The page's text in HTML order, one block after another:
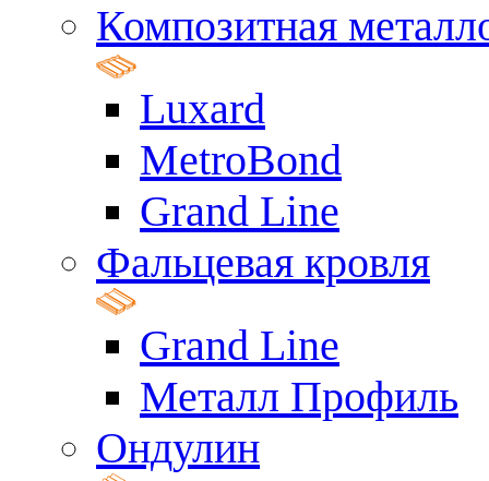
Композитная
Luxard
MetroBond
Grand Line
Фальцевая кровля
Grand Line
Металл Профиль
Ондулин